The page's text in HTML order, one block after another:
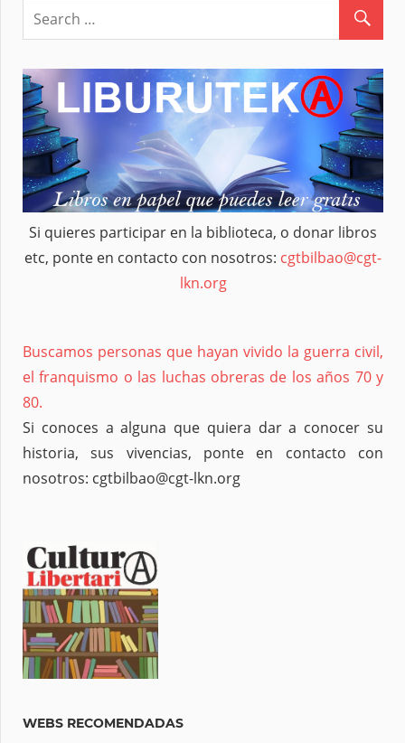
Si quieres participar en la biblioteca, o donar libros
etc, ponte en contacto con nosotros: cgtbilbao@cgt-
lkn.org
Buscamos personas que hayan vivido la guerra civil,
el franquismo o las luchas obreras de los años 70 y
80.
Si conoces a alguna que quiera dar a conocer su
historia, sus vivencias, ponte en contacto con
nosotros: cgtbilbao@cgt-lkn.org
WEBS RECOMENDADAS